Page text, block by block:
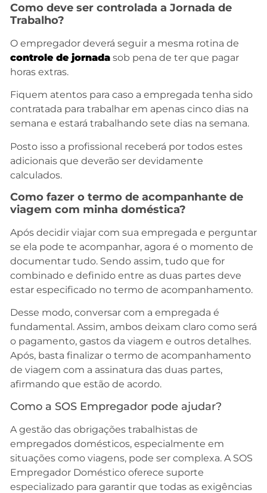
Como deve ser controlada a Jornada de
Trabalho?
O empregador deverá seguir a mesma rotina de
controle de jornada sob pena de ter que pagar
horas extras.
Fiquem atentos para caso a empregada tenha sido
contratada para trabalhar em apenas cinco dias na
semana e estará trabalhando sete dias na semana.
Posto isso a profissional receberá por todos estes
adicionais que deverão ser devidamente
calculados.
Como fazer o termo de acompanhante de
viagem com minha doméstica?
Após decidir viajar com sua empregada e perguntar
se ela pode te acompanhar, agora é o momento de
documentar tudo. Sendo assim, tudo que for
combinado e definido entre as duas partes deve
estar especificado no termo de acompanhamento.
Desse modo, conversar com a empregada é
fundamental. Assim, ambos deixam claro como será
o pagamento, gastos da viagem e outros detalhes.
Após, basta finalizar o termo de acompanhamento
de viagem com a assinatura das duas partes,
afirmando que estão de acordo.
Como a SOS Empregador pode ajudar?
A gestão das obrigações trabalhistas de
empregados domésticos, especialmente em
situações como viagens, pode ser complexa. A SOS
Empregador Doméstico oferece suporte
especializado para garantir que todas as exigências